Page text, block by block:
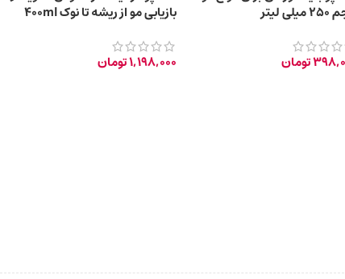
لیتر
تومان
بازیابی مو از ریشه تا نوک 400ml
1,198,000تومان